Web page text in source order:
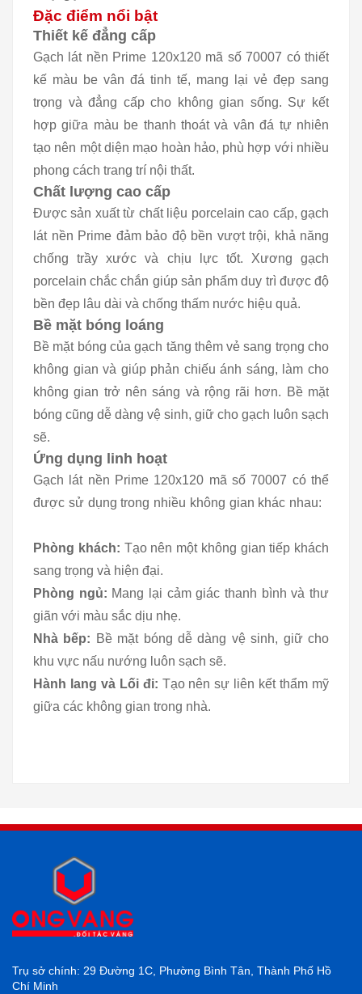
Đặc điểm nổi bật
Thiết kế đẳng cấp
Gạch lát nền Prime 120x120 mã số 70007 có thiết
kế màu be vân đá tinh tế, mang lại vẻ đẹp sang
trọng và đẳng cấp cho không gian sống. Sự kết
hợp giữa màu be thanh thoát và vân đá tự nhiên
tạo nên một diện mạo hoàn hảo, phù hợp với nhiều
phong cách trang trí nội thất.
Chất lượng cao cấp
Được sản xuất từ chất liệu porcelain cao cấp, gạch
lát nền Prime đảm bảo độ bền vượt trội, khả năng
chống trầy xước và chịu lực tốt. Xương gạch
porcelain chắc chắn giúp sản phẩm duy trì được độ
bền đẹp lâu dài và chống thấm nước hiệu quả.
Bề mặt bóng loáng
Bề mặt bóng của gạch tăng thêm vẻ sang trọng cho
không gian và giúp phản chiếu ánh sáng, làm cho
không gian trở nên sáng và rộng rãi hơn. Bề mặt
bóng cũng dễ dàng vệ sinh, giữ cho gạch luôn sạch
sẽ.
Ứng dụng linh hoạt
Gạch lát nền Prime 120x120 mã số 70007 có thể
được sử dụng trong nhiều không gian khác nhau:
Phòng khách: Tạo nên một không gian tiếp khách
sang trọng và hiện đại.
Phòng ngủ: Mang lại cảm giác thanh bình và thư
giãn với màu sắc dịu nhẹ.
Nhà bếp: Bề mặt bóng dễ dàng vệ sinh, giữ cho
khu vực nấu nướng luôn sạch sẽ.
Hành lang và Lối đi: Tạo nên sự liên kết thẩm mỹ
giữa các không gian trong nhà.
Trụ sở chính: 29 Đường 1C, Phường Bình Tân, Thành Phố Hồ
Chí Minh